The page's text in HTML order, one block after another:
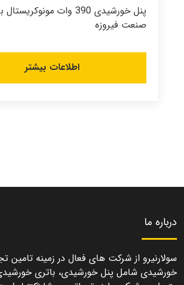
پنل خورشیدی 390 وات
صنعت فیروزه
اطلاعات بیشتر
درباره ما
سولارنیرو از شرکت های فعال در زمینه تامین
خورشیدی شامل پنل خورشیدی، باتری خورشیدی،